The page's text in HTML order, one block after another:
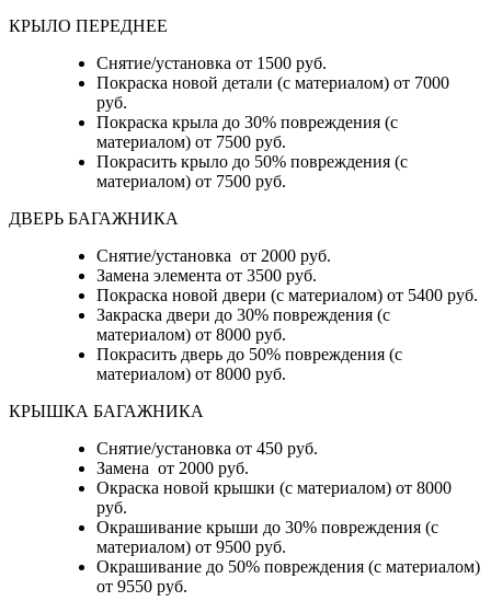
КРЫЛО ПЕРЕДНЕЕ
Снятие/установка от 1500 руб.
Покраска новой детали (с материалом) от 7000
руб.
Покраска крыла до 30% повреждения (с
материалом) от 7500 руб.
Покрасить крыло до 50% повреждения (с
материалом) от 7500 руб.
ДВЕРЬ БАГАЖНИКА
Снятие/установка от 2000 руб.
Замена элемента от 3500 руб.
Покраска новой двери (с материалом) от 5400 руб.
Закраска двери до 30% повреждения (с
материалом) от 8000 руб.
Покрасить дверь до 50% повреждения (с
материалом) от 8000 руб.
КРЫШКА БАГАЖНИКА
Снятие/установка от 450 руб.
Замена от 2000 руб.
Окраска новой крышки (с материалом) от 8000
руб.
Окрашивание крыши до 30% повреждения (с
материалом) от 9500 руб.
Окрашивание до 50% повреждения (с материалом)
от 9550 руб.